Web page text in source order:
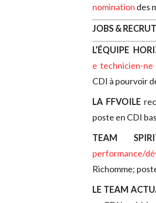
nomination des
JOBS &
L’ÉQUIPE
e technicien-ne
CDI à pourvoir
LA FFVOILE
poste en CDI
TEAM
performance/
Richomme;
LE TEAM